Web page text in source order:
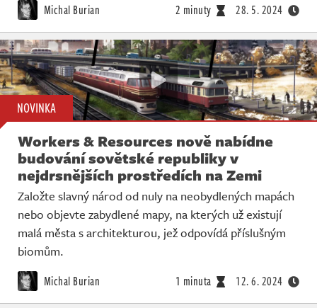
Michal Burian 2 minuty 28. 5. 2024
NOVINKA
Workers & Resources nově nabídne
budování sovětské republiky v
nejdrsnějších prostředích na Zemi
Založte slavný národ od nuly na neobydlených mapách
nebo objevte zabydlené mapy, na kterých už existují
malá města s architekturou, jež odpovídá příslušným
biomům.
Michal Burian 1 minuta 12. 6. 2024